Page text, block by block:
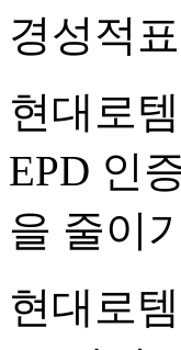
경성적
현대로
EPD 인
을 줄이
현대로